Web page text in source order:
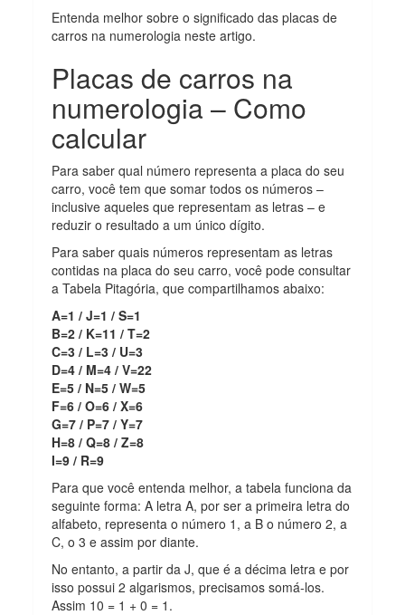
Entenda melhor sobre o significado das placas de
carros na numerologia neste artigo.
Placas de carros na
numerologia – Como
calcular
Para saber qual número representa a placa do seu
carro, você tem que somar todos os números –
inclusive aqueles que representam as letras – e
reduzir o resultado a um único dígito.
Para saber quais números representam as letras
contidas na placa do seu carro, você pode consultar
a Tabela Pitagória, que compartilhamos abaixo:
A=1 / J=1 / S=1
B=2 / K=11 / T=2
C=3 / L=3 / U=3
D=4 / M=4 / V=22
E=5 / N=5 / W=5
F=6 / O=6 / X=6
G=7 / P=7 / Y=7
H=8 / Q=8 / Z=8
I=9 / R=9
Para que você entenda melhor, a tabela funciona da
seguinte forma: A letra A, por ser a primeira letra do
alfabeto, representa o número 1, a B o número 2, a
C, o 3 e assim por diante.
No entanto, a partir da J, que é a décima letra e por
isso possui 2 algarismos, precisamos somá-los.
Assim 10 = 1 + 0 = 1.